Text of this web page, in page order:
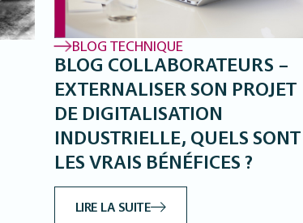
BLOG TECHNIQUE
BLOG COLLABORATEURS –
EXTERNALISER SON PROJET
DE DIGITALISATION
INDUSTRIELLE, QUELS SONT
LES VRAIS BÉNÉFICES ?
LIRE LA SUITE